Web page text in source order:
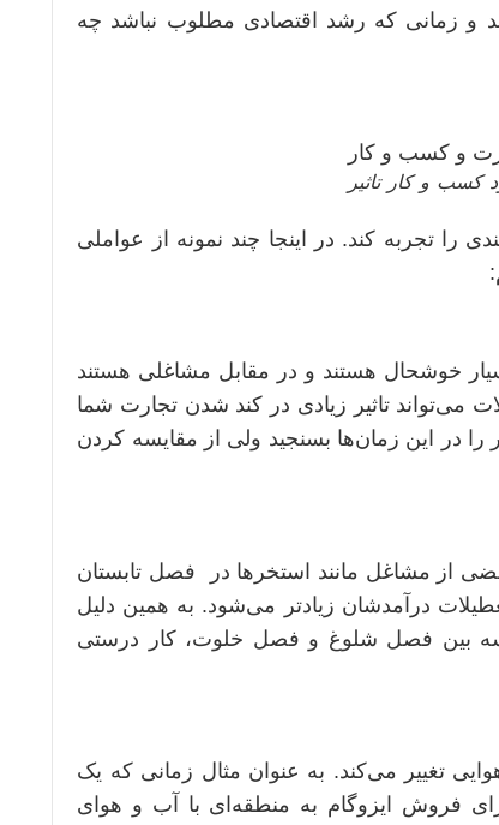
و زمانی که رشد اقتصادی مطلوب نباشد چه
کسب و کار تاثیر
را تجربه کند. در اینجا چند نمونه از عواملی
خوشحال هستند و در مقابل مشاغلی هستند
می‌تواند تاثیر زیادی در کند شدن تجارت شما
در این زمان‌ها بسنجید ولی از مقایسه کردن
از مشاغل مانند استخرها در فصل تابستان
درآمدشان زیادتر می‌شود. به همین دلیل
بین فصل شلوغ و فصل خلوت، کار درستی
تغییر می‌کند. به عنوان مثال زمانی که یک
فروش ایزوگام به منطقه‌ای با آب و هوای